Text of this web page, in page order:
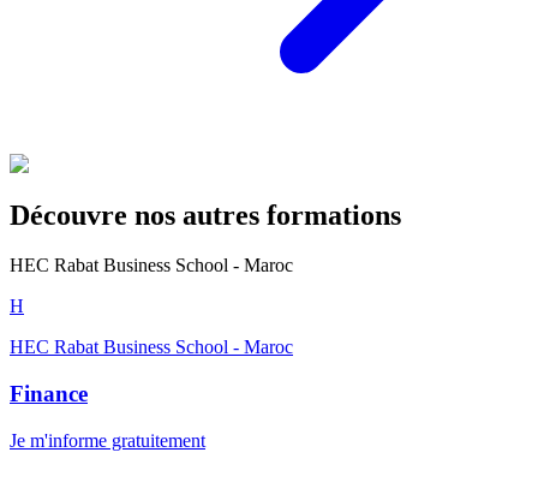
Découvre nos autres formations
HEC Rabat Business School - Maroc
H
HEC Rabat Business School - Maroc
Finance
Je m'informe gratuitement